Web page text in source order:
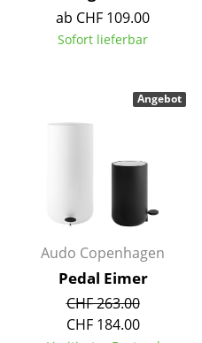
ab CHF 109.00
Sofort lieferbar
Audo Copenhagen
Pedal Eimer
CHF 263.00
CHF 184.00
Angebot